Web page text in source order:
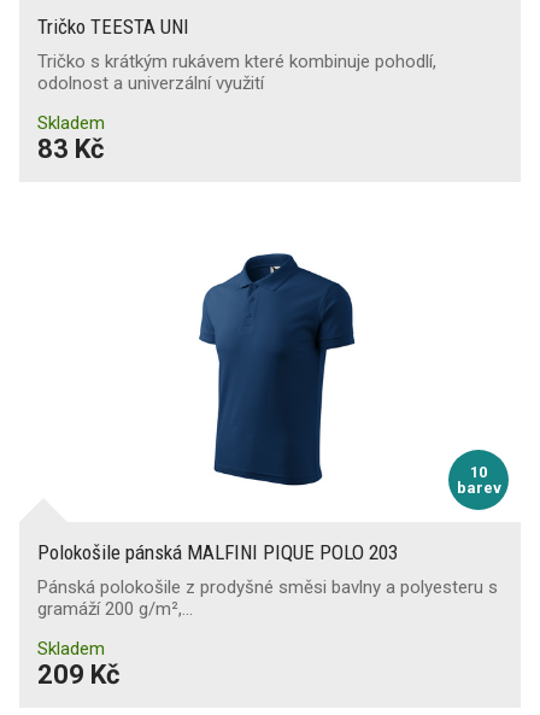
Tričko TEESTA UNI
Tričko s krátkým rukávem které kombinuje pohodlí,
odolnost a univerzální využití
Skladem
83 Kč
10
barev
Polokošile pánská MALFINI PIQUE POLO 203
Pánská polokošile z prodyšné směsi bavlny a polyesteru s
gramáží 200 g/m²,…
Skladem
209 Kč